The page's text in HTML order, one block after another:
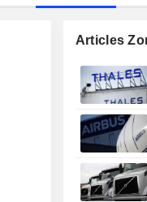
Articles